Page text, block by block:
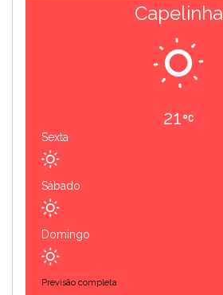
Capelinha
21
Sexta
Sábado
Domingo
Previsão completa